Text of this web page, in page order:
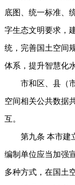
底图、统一标准、
字生态文明要求，
统，完善国土空间
体系，提升智慧化
市和区、县（市
空间相关公共数据
互。
第九条 本市建立
编制单位应当加强
多种方式，在国土